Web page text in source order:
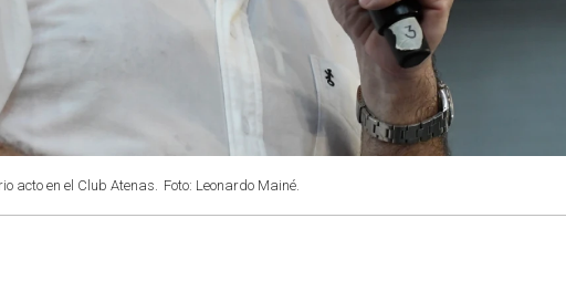
acto en el Club Atenas. Foto: Leonardo Mainé.